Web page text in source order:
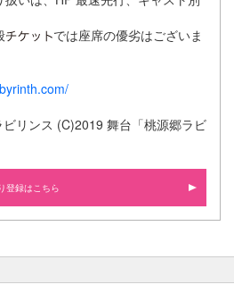
では座席の優劣はございま
リンス (C)2019 舞台「桃源郷ラビ
登録はこちら